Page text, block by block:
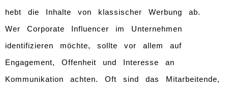
hebt die Inhalte von klassischer Werbung ab.
Wer Corporate Influencer im Unternehmen
identifizieren möchte, sollte vor allem auf
Engagement, Offenheit und Interesse an
Kommunikation achten. Oft sind das Mitarbeitende,